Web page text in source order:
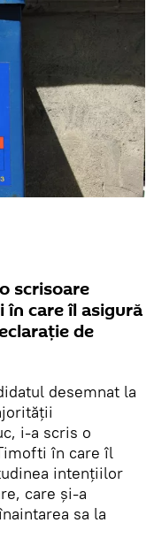
scrisoare
care îl asigură
de
desemnat la
i-a scris o
în care îl
intenţiilor
care şi-a
sa la